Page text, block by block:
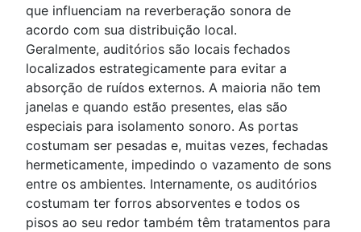
que influenciam na reverberação sonora de
acordo com sua distribuição local.
Geralmente, auditórios são locais fechados
localizados estrategicamente para evitar a
absorção de ruídos externos. A maioria não tem
janelas e quando estão presentes, elas são
especiais para isolamento sonoro. As portas
costumam ser pesadas e, muitas vezes, fechadas
hermeticamente, impedindo o vazamento de sons
entre os ambientes. Internamente, os auditórios
costumam ter forros absorventes e todos os
pisos ao seu redor também têm tratamentos para